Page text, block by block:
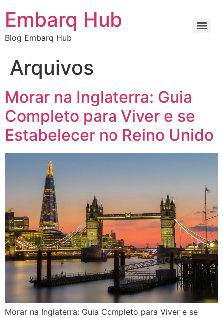
Embarq Hub
Blog Embarq Hub
Arquivos
Morar na Inglaterra: Guia
Completo para Viver e se
Estabelecer no Reino Unido
Morar na Inglaterra: Guia Completo para Viver e se